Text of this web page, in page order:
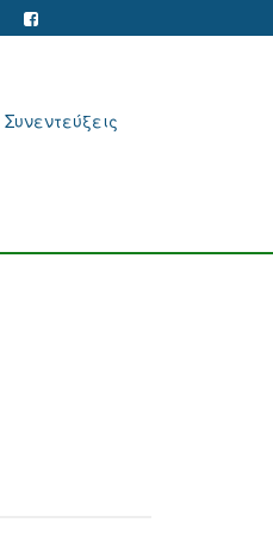
Συνεντεύξεις